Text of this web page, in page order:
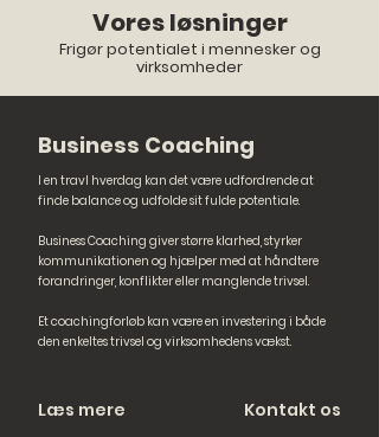
Vores løsninger
Frigør potentialet i mennesker og
virksomheder
Business Coaching
I en travl hverdag kan det være udfordrende at
finde balance og udfolde sit fulde potentiale.
Business Coaching giver større klarhed, styrker
kommunikationen og hjælper med at håndtere
forandringer, konflikter eller manglende trivsel.
Et coachingforløb kan være en investering i både
den enkeltes trivsel og virksomhedens vækst.
Læs mere Kontakt os